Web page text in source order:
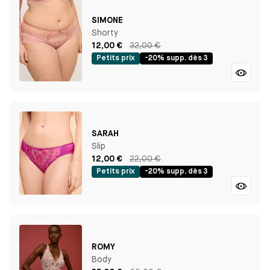
SIMONE
Shorty
12,00 €
32,00 €
Petits prix -20% supp. dès 3
SARAH
Slip
12,00 €
22,00 €
Petits prix -20% supp. dès 3
ROMY
Body